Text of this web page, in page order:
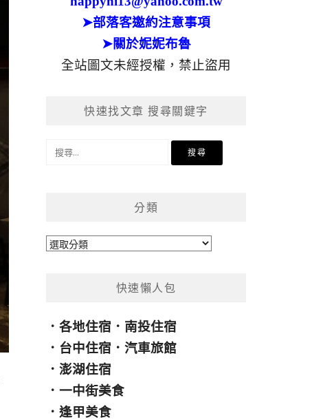
➤部落客邀約注意事項
➤關於妮妮布魯
全站圖文未經授權，禁止盜用
快速找文章 搜尋關鍵字
分類
分
快速懶人包
．各地住宿 ． 南投住宿
． 台中住宿 ．汽車旅館
．澎湖住宿
．一中街美食
．逢甲美食